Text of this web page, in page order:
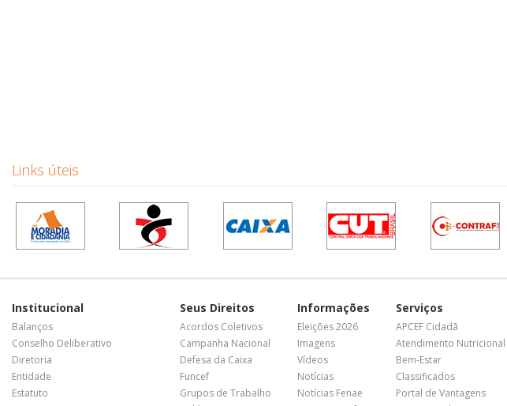
Links úteis
Institucional
Balanços
Conselho Deliberativo
Diretoria
Entidade
Estatuto
Seus Direitos
Acordos Coletivos
Campanha Nacional
Defesa da Caixa
Funcef
Grupos de Trabalho
Informações
Eleições 2026
Imagens
Vídeos
Notícias
Notícias Fenae
Serviços
APCEF Cidadã
Atendimento Nutricional
Bem-Estar
Classificados
Portal de Vantagens